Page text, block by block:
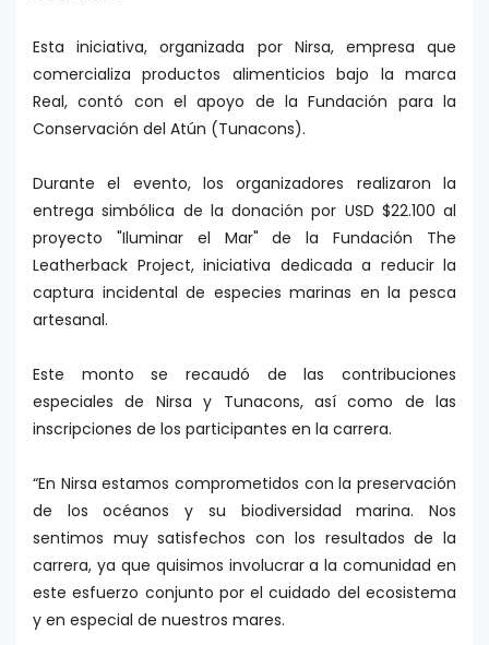
Esta iniciativa, organizada por Nirsa, empresa que
comercializa productos alimenticios bajo la marca
Real, contó con el apoyo de la Fundación para la
Conservación del Atún (Tunacons).
Durante el evento, los organizadores realizaron la
entrega simbólica de la donación por USD $22.100 al
proyecto "Iluminar el Mar" de la Fundación The
Leatherback Project, iniciativa dedicada a reducir la
captura incidental de especies marinas en la pesca
artesanal.
Este monto se recaudó de las contribuciones
especiales de Nirsa y Tunacons, así como de las
inscripciones de los participantes en la carrera.
“En Nirsa estamos comprometidos con la preservación
de los océanos y su biodiversidad marina. Nos
sentimos muy satisfechos con los resultados de la
carrera, ya que quisimos involucrar a la comunidad en
este esfuerzo conjunto por el cuidado del ecosistema
y en especial de nuestros mares.